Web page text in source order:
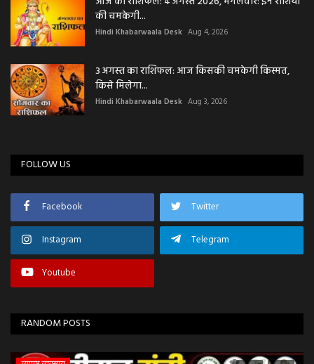
की चमकेगी...
Hindi Khabarwaala Desk Aug 4, 2026
3 अगस्त का राशिफल: आज किसकी चमकेगी किस्मत,
किसे मिलेगा...
Hindi Khabarwaala Desk Aug 3, 2026
FOLLOW US
Facebook Twitter
Instagram Telegram
Youtube
RANDOM POSTS